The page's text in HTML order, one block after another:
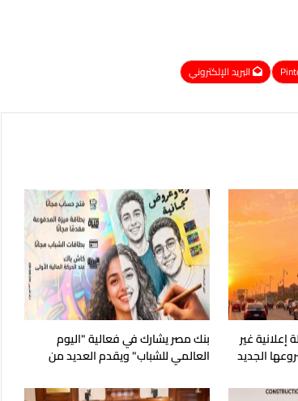
البريد الإلكتروني
غير
الجديد
بنك مصر يشارك في فعالية "اليوم
العالمي للشباب" ويقدم العديد من
العروض المجانية